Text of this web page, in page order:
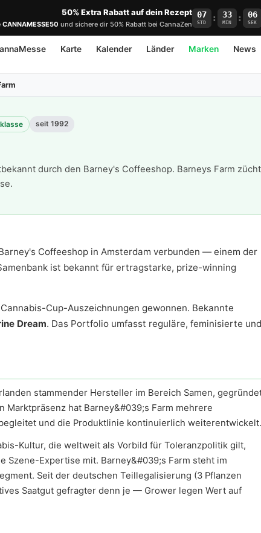
50% Extra Rabatt auf dein Rezept
CANNAMESSE50 und sichere dir 50% Rabatt bei CannaZen
07
STD : 33
MIN : 05
SEK
Karte Kalender Länder Marken News
seit 1992
durch den Barney's Coffeeshop. Barneys Farm
Coffeeshop in Amsterdam verbunden — einem der
ist bekannt für ertragstarke, prize-winning
Cup-Auszeichnungen gewonnen. Bekannte
Dream. Das Portfolio umfasst reguläre, feminisierte und
stammender Hersteller im Bereich Samen,
Marktpräsenz hat Barney&#039;s Farm mehrere
und die Produktlinie kontinuierlich weiterentwickelt.
Kultur, die weltweit als Vorbild für Toleranzpolitik gilt,
Szene-Expertise mit. Barney&#039;s Farm steht im
Seit der deutschen Teillegalisierung (3 Pflanzen
Saatgut gefragter denn je — Grower legen Wert auf